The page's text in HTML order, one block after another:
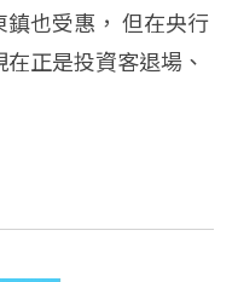
鎮也受惠， 但在央行
正是投資客退場、